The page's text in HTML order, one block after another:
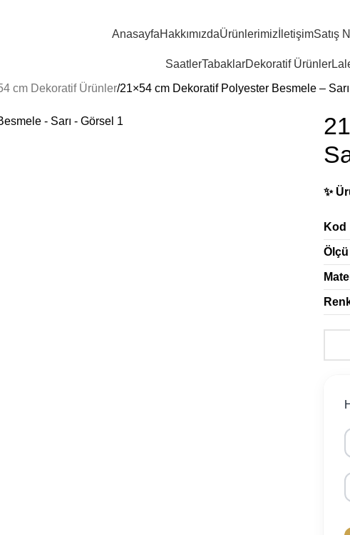
AnasayfaHakkımızdaÜrünlerimiz İletişimSatış
SaatlerTabaklarDekoratif Ürünler
cm Dekoratif Ürünler 21×54 cm Dekoratif Polyester Besmele – Sarı
✨
Kod
Ölçü